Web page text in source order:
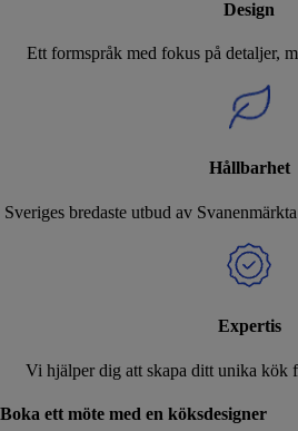
Design
Ett formspråk med fokus på detaljer,
Hållbarhet
Sveriges bredaste utbud av
Expertis
Vi hjälper dig att skapa ditt unika kök
Boka ett möte med en köksdesigner